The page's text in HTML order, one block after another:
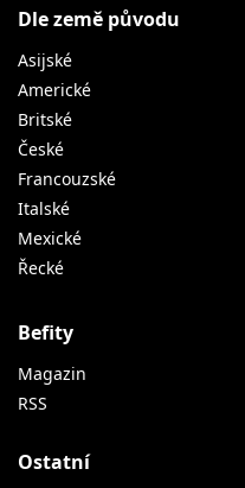
Dle země původu
Asijské
Americké
Britské
České
Francouzské
Italské
Mexické
Řecké
Befity
Magazin
RSS
Ostatní